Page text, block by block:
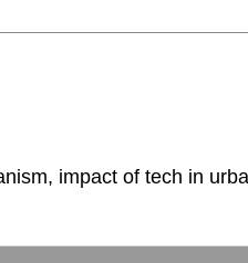
impact of tech in